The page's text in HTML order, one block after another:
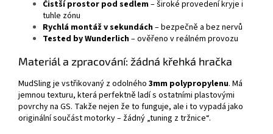
Čistší prostor pod sedlem– široké provedení kryje i
tuhle zónu
Rychlá montáž v sekundách– bezpečně a bez nervů
Tested by Wunderlich– ověřeno v reálném provozu
Materiál a zpracování: žádná křehká hračka
MudSling je vstřikovaný z odolného 3mm polypropylenu. Má
jemnou texturu, která perfektně ladí s ostatními plastovými
povrchy na GS. Takže nejen že to funguje, ale i to vypadá jako
originální součást motorky – žádný „tuning z tržnice“.